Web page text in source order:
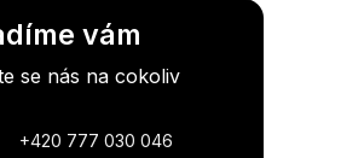
vám
se nás na cokoliv
+420 777 030 046